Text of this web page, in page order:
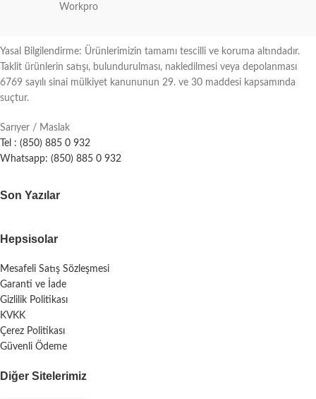
Workpro
Yasal Bilgilendirme: Ürünlerimizin tamamı tescilli ve koruma altındadır.
Taklit ürünlerin satışı, bulundurulması, nakledilmesi veya depolanması
6769 sayılı sinai mülkiyet kanununun 29. ve 30 maddesi kapsamında
suçtur.
Sarıyer / Maslak
Tel : (850) 885 0 932
Whatsapp: (850) 885 0 932
Son Yazılar
Hepsisolar
Mesafeli Satış Sözleşmesi
Garanti ve İade
Gizlilik Politikası
KVKK
Çerez Politikası
Güvenli Ödeme
Diğer Sitelerimiz